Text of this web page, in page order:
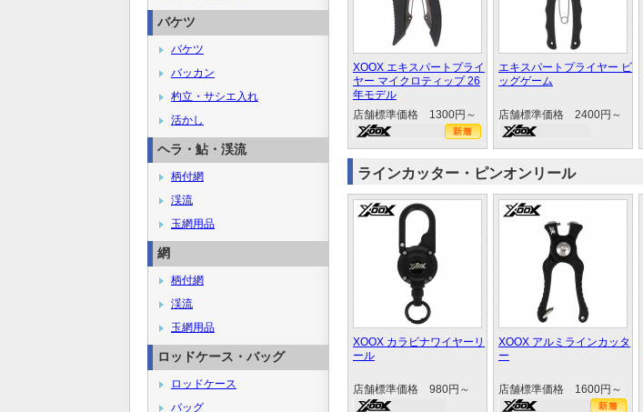
XOOX エキスパートプライ
ヤー マイクロティップ 26
年モデル
店舗標準価格 1300円～
エキスパートプライヤー ビ
ッグゲーム
店舗標準価格 2400円～
ラインカッター・ピンオンリール
XOOX カラビナワイヤーリ
ール
店舗標準価格 980円～
XOOX アルミラインカッタ
ー
店舗標準価格 1600円～
バケツ
バケツ
バッカン
杓立・サシエ入れ
活かし
ヘラ・鮎・渓流
柄付網
渓流
玉網用品
網
柄付網
渓流
玉網用品
ロッドケース・バッグ
ロッドケース
バッグ